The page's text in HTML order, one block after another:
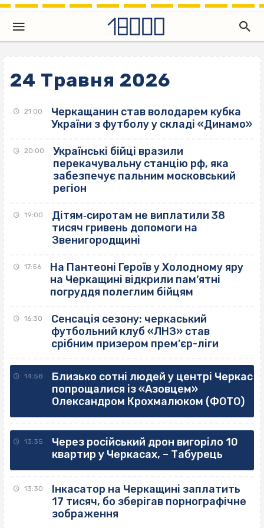
24 Травня 2026
21:00
Черкащанин став володарем кубка
України з футболу у складі «Динамо»
20:00
Українські бійці вразили
перекачувальну станцію рф, яка
забезпечує пальним московський
регіон
19:00
Дітям‐сиротам не виплатили 38
тисяч гривень допомоги на
Звенигородщині
17:56
На Пантеоні Героїв у Холодному яру
на Черкащині відкрили пам’ятні
погруддя полеглим бійцям
16:30
Сенсація сезону: черкаський
футбольний клуб «ЛНЗ» став
срібним призером прем’єр-ліги
14:58
Близько сотні людей у центрі Черкас
попрощалися із «Азовцем»
Олександром Крохмалюком (ФОТО)
13:35
Через російський дрон вигоріло 10
квартир у Черкасах, – Табурець
13:30
Інкасатор на Черкащині заплатить
17 тисяч, бо зберігав порнографічне
зображення